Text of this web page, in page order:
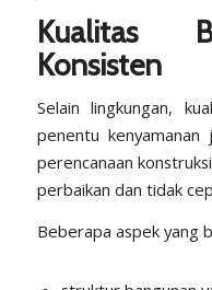
Kualitas
Konsisten
Selain lingkungan,
penentu kenyamanan
perencanaan
perbaikan dan tidak
Beberapa aspek yang